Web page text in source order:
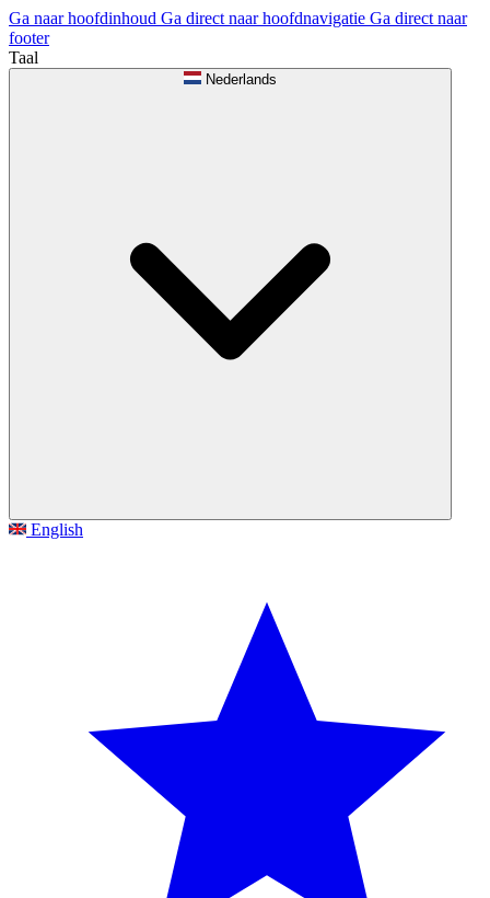
Ga naar hoofdinhoud Ga direct naar hoofdnavigatie Ga direct naar
footer
Taal
Nederlands
English